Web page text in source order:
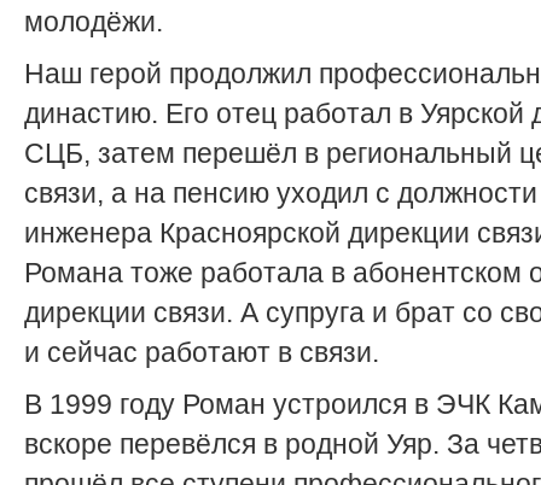
молодёжи.
Наш герой продолжил
династию. Его отец работал в Уярской
СЦБ, затем перешёл в региональный
связи, а на пенсию уходил с должности
инженера Красноярской дирекции
Романа тоже работала в абонентском
дирекции связи. А супруга и брат со
и сейчас работают в связи.
В 1999 году Роман устроился в ЭЧК
вскоре перевёлся в родной Уяр. За